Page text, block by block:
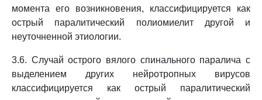
момента его возникновения, классифицируется как
острый паралитический полиомиелит другой и
неуточненной этиологии.
3.6. Случай острого вялого спинального паралича с
выделением других нейротропных вирусов
классифицируется как острый паралитический